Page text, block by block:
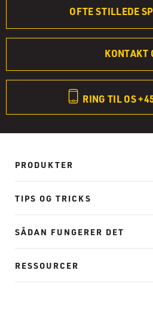
OFTE STILLEDE
KONTAKT
RING TIL OS
PRODUKTER
TIPS OG TRICKS
SÅDAN FUNGERER DET
RESSOURCER